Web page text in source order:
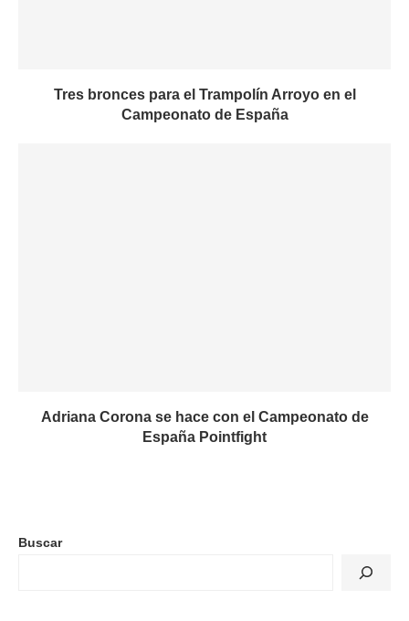
Tres bronces para el Trampolín Arroyo en el
Campeonato de España
Adriana Corona se hace con el Campeonato de
España Pointfight
Buscar